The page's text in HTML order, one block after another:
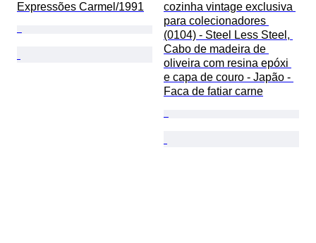
Expressões Carmel/1991
cozinha vintage exclusiva
para colecionadores
(0104) - Steel Less Steel,
Cabo de madeira de
oliveira com resina epóxi
e capa de couro - Japão -
Faca de fatiar carne